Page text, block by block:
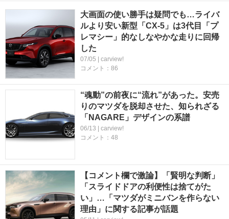
大画面の使い勝手は疑問でも…ライバ
ルより安い新型「CX-5」は3代目「プ
レマシー」的なしなやかな走りに回帰
した
07/05 | carview!
コメント：86
“魂動”の前夜に“流れ”があった。安売
りのマツダを脱却させた、知られざる
「NAGARE」デザインの系譜
06/13 | carview!
コメント：48
【コメント欄で激論】「賢明な判断」
「スライドドアの利便性は捨てがた
い」…「マツダがミニバンを作らない
理由」に関する記事が話題